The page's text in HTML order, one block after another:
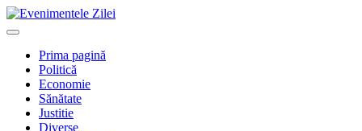
Mergi
la
Primary
Prima pagină
Politică
Economie
Sănătate
Justitie
Diverse